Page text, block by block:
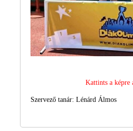
Kattints a képre
Szervező tanár: Lénárd Álmos